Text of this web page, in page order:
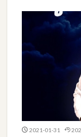
2021-01-31